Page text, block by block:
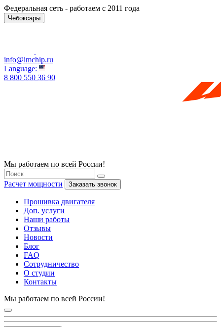
Федеральная сеть - работаем с 2011 года
Чебоксары
info@imchip.ru
Language:
8 800 550 36 90
Мы работаем по всей России!
Расчет мощности Заказать звонок
Прошивка двигателя
Доп. услуги
Наши работы
Отзывы
Новости
Блог
FAQ
Сотрудничество
О студии
Контакты
Мы работаем по всей России!